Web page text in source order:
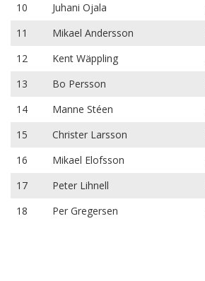
10
Juhani Ojala
11
Mikael Andersson
12
Kent Wäppling
13
Bo Persson
14
Manne Stéen
15
Christer Larsson
16
Mikael Elofsson
17
Peter Lihnell
18
Per Gregersen